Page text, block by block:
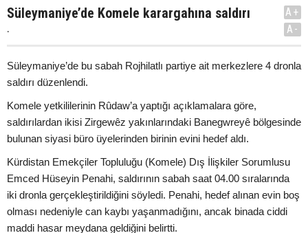
Süleymaniye’de Komele karargahına saldırı
.
A+
A-
Süleymaniye’de bu sabah Rojhilatlı partiye ait merkezlere 4 dronla
saldırı düzenlendi.
Komele yetkililerinin Rûdaw’a yaptığı açıklamalara göre,
saldırılardan ikisi Zirgewêz yakınlarındaki Banegwreyê bölgesinde
bulunan siyasi büro üyelerinden birinin evini hedef aldı.
Kürdistan Emekçiler Topluluğu (Komele) Dış İlişkiler Sorumlusu
Emced Hüseyin Penahi, saldırının sabah saat 04.00 sıralarında
iki dronla gerçekleştirildiğini söyledi. Penahi, hedef alınan evin boş
olması nedeniyle can kaybı yaşanmadığını, ancak binada ciddi
maddi hasar meydana geldiğini belirtti.